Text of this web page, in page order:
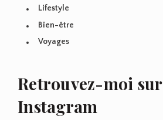
Lifestyle
Bien-être
Voyages
Retrouvez-moi sur
Instagram